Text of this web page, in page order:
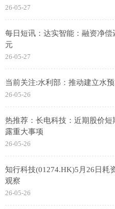
26-05-27
每日短讯：达实智能：融资净
元
26-05-27
当前关注:水利部：推动建立水
26-05-26
热推荐：长电科技：近期股价
露重大事项
26-05-26
知行科技(01274.HK)5月26日耗
观察
26-05-26